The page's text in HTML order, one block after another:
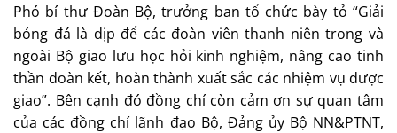
Phó bí thư Đoàn Bộ, trưởng ban tổ chức bày tỏ “Giải
bóng đá là dịp để các đoàn viên thanh niên trong và
ngoài Bộ giao lưu học hỏi kinh nghiệm, nâng cao tinh
thần đoàn kết, hoàn thành xuất sắc các nhiệm vụ được
giao”. Bên cạnh đó đồng chí còn cảm ơn sự quan tâm
của các đồng chí lãnh đạo Bộ, Đảng ủy Bộ NN&PTNT,